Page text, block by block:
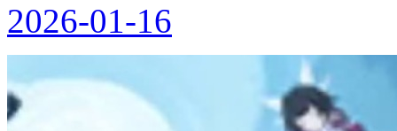
2026-01-16